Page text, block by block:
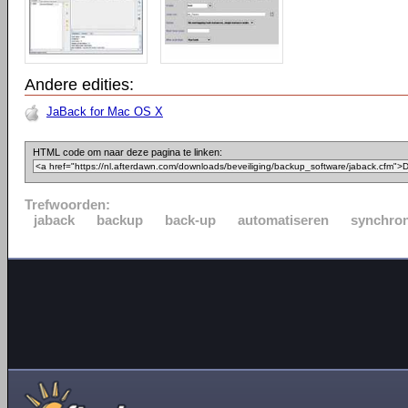
Andere edities:
JaBack for Mac OS X
HTML code om naar deze pagina te linken:
Trefwoorden:
jaback
backup back-up automatiseren